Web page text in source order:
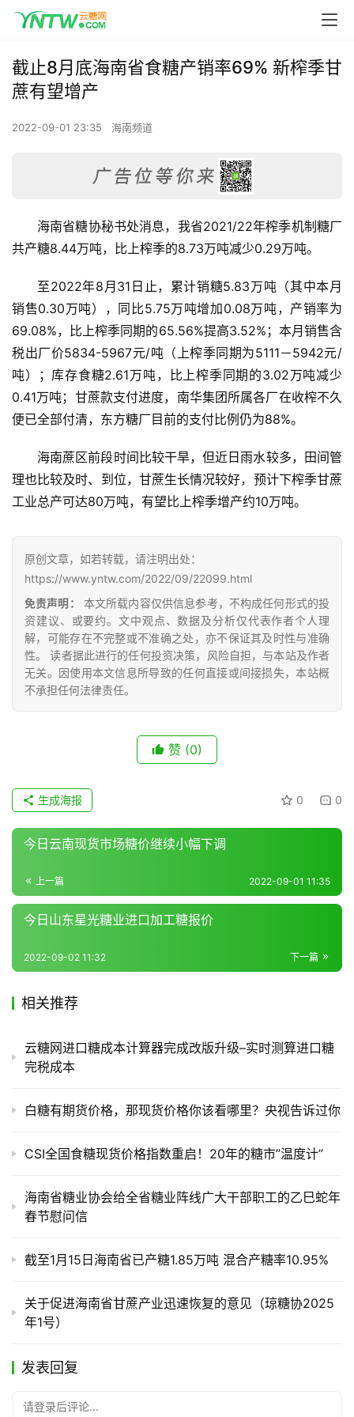
首
页
云
网
公
众
号
价
专
频
产
业
产
储
运
截止8月底海南省食糖产销率69% 新榨季甘
蔗有望增产
2022-09-01 23:35 海南频道
海南省糖协秘书处消息，我省2021/22年榨季机制糖厂
共产糖8.44万吨，比上榨季的8.73万吨减少0.29万吨。
至2022年8月31日止，累计销糖5.83万吨（其中本月
销售0.30万吨），同比5.75万吨增加0.08万吨，产销率为
69.08%，比上榨季同期的65.56%提高3.52%；本月销售含
税出厂价5834-5967元/吨（上榨季同期为5111－5942元/
吨）；库存食糖2.61万吨，比上榨季同期的3.02万吨减少
0.41万吨；甘蔗款支付进度，南华集团所属各厂在收榨不久
便已全部付清，东方糖厂目前的支付比例仍为88%。
海南蔗区前段时间比较干旱，但近日雨水较多，田间管
理也比较及时、到位，甘蔗生长情况较好，预计下榨季甘蔗
工业总产可达80万吨，有望比上榨季增产约10万吨。
原创文章，如若转载，请注明出处：
https://www.yntw.com/2022/09/22099.html
免责声明：
本文所载内容仅供信息参考，不构成任何形式的投
资建议、或要约。文中观点、数据及分析仅代表作者个人理
解，可能存在不完整或不准确之处，亦不保证其及时性与准确
性。 读者据此进行的任何投资决策，风险自担，与本站及作者
无关。因使用本文信息所导致的任何直接或间接损失，本站概
不承担任何法律责任。
赞 (0)
0 0
生成海报
今日云南现货市场糖价继续小幅下调
上一篇 2022-09-01 11:35
今日山东星光糖业进口加工糖报价
下一篇
2022-09-02 11:32
相关推荐
云糖网进口糖成本计算器完成改版升级–实时测算进口糖
完税成本
白糖有期货价格，那现货价格你该看哪里？央视告诉过你
CSI全国食糖现货价格指数重启！20年的糖市”温度计”
海南省糖业协会给全省糖业阵线广大干部职工的乙巳蛇年
春节慰问信
截至1月15日海南省已产糖1.85万吨 混合产糖率10.95%
关于促进海南省甘蔗产业迅速恢复的意见（琼糖协2025
年1号）
发表回复
请登录后评论...